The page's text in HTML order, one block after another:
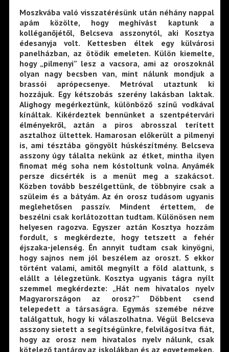
Moszkvába való visszatérésünk után néhány nappal
apám közölte, hogy meghívást kaptunk a
kolléganőjétől, Belcseva asszonytól, aki Kosztya
édesanyja volt. Kettesben éltek egy külvárosi
panelházban, az ötödik emeleten. Külön kiemelte,
hogy „pilmenyi” lesz a vacsora, ami az oroszoknál
olyan nagy becsben van, mint nálunk mondjuk a
brassói aprópecsenye. Metróval utaztunk ki
hozzájuk. Egy kétszobás szerény lakásban laktak.
Alighogy megérkeztünk, különböző színű vodkával
kínáltak. Kikérdeztek bennünket a szentpétervári
élményekről, aztán a piros abrosszal terített
asztalhoz ültettek. Hamarosan előkerült a pilmenyi
is, ami tésztába göngyölt húskészítmény. Belcseva
asszony úgy tálalta nekünk az étket, mintha ilyen
finomat még soha nem kóstoltunk volna. Anyámék
persze dicsérték is a menüt meg a szakácsot.
Közben tovább beszélgettünk, de többnyire csak a
szüleim és a bátyám. Az én orosz tudásom ugyanis
meglehetősen passzív. Mindent értettem, de
beszélni csak korlátozottan tudtam. Különösen nem
helyesen ragozva. Egyszer aztán Kosztya hozzám
fordult, s megkérdezte, hogy tetszett a fehér
éjszaka-jelenség. Én annyit tudtam csak kinyögni,
hogy sajnos nem jól beszélem az oroszt. S ekkor
történt valami, amitől megnyílt a föld alattunk, s
elállt a lélegzetünk. Kosztya ugyanis tágra nyílt
szemmel megkérdezte: „Hát nem hivatalos nyelv
Magyarországon az orosz?” Döbbent csend
telepedett a társaságra. Egymás szemébe nézve
találgattuk, hogy ki válaszolhatna. Végül Belcseva
asszony sietett a segítségünkre, felvilágosítva fiát,
hogy az orosz nem hivatalos nyelv nálunk, csak
kötelező tantárgy az iskolákban és az egyetemeken.